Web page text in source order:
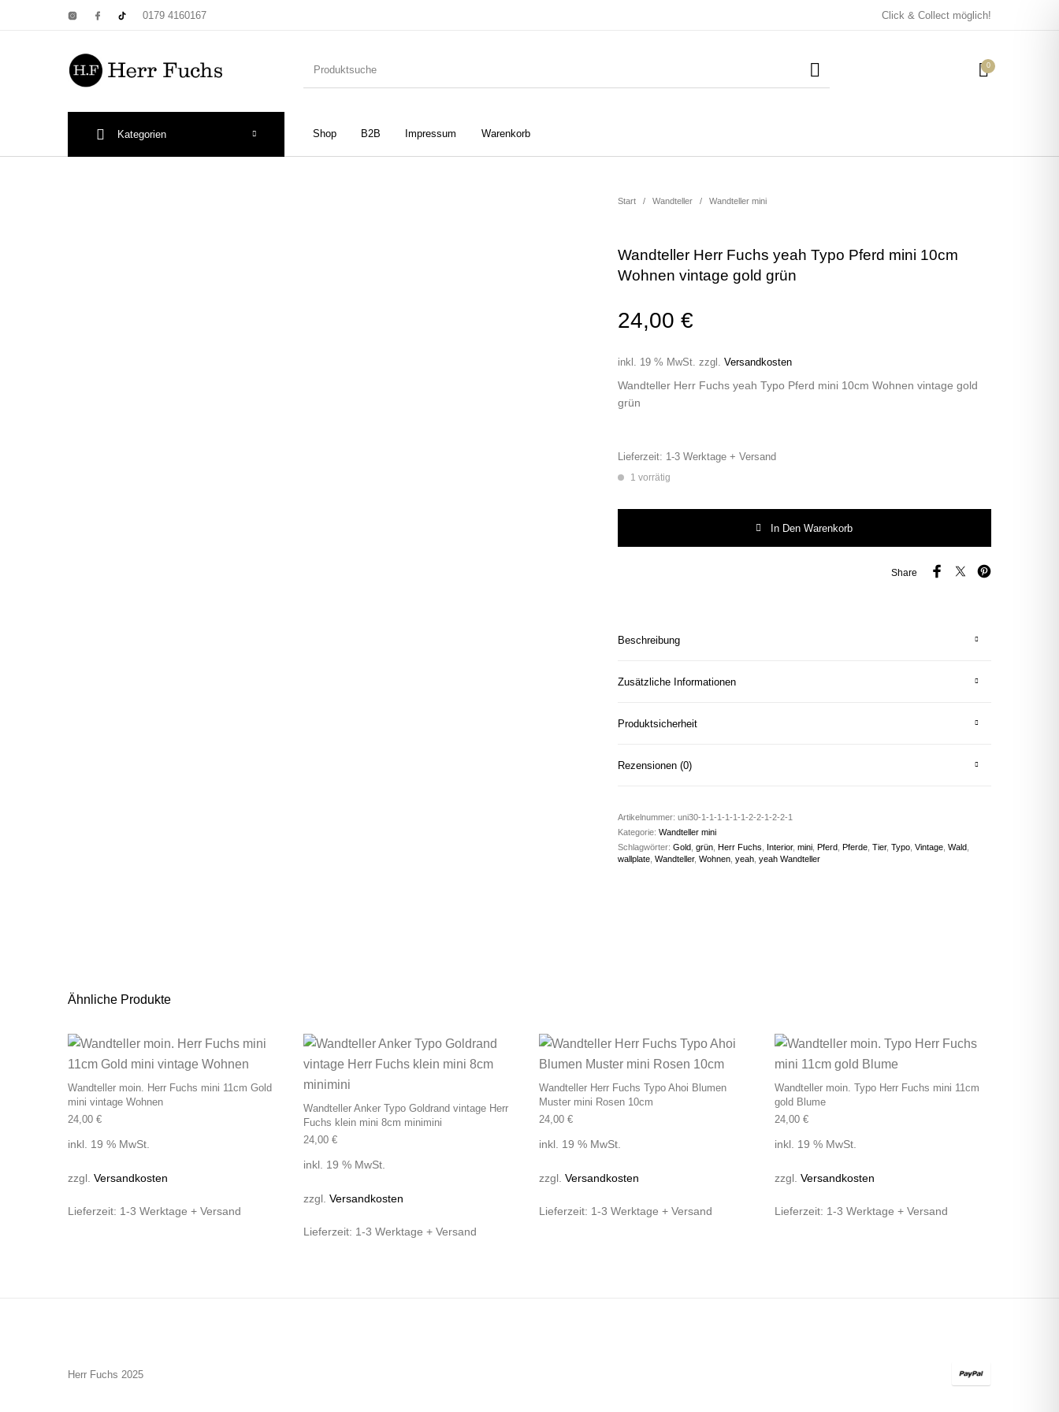
0179 4160167 Click & Collect möglich!
0
Shop B2B Impressum Warenkorb
Kategorien
Taschen/Turnbeutel Tassen
Start / Wandteller / Wandteller mini
Wandteller Herr Fuchs yeah Typo Pferd mini 10cm
Wohnen vintage gold grün
24,00 €
inkl. 19 % MwSt. zzgl. Versandkosten
Wandteller Herr Fuchs yeah Typo Pferd mini 10cm Wohnen vintage gold
grün
Lieferzeit: 1-3 Werktage + Versand
1 vorrätig
In Den Warenkorb
Share
Beschreibung
Zusätzliche Informationen
Produktsicherheit
Rezensionen (0)
Artikelnummer: uni30-1-1-1-1-1-1-2-2-1-2-2-1
Kategorie: Wandteller mini
Schlagwörter: Gold, grün, Herr Fuchs Interior, mini, Pferd, Pferde, Tier, Typo, Vintage, Wald,
wallplate, Wandteller, Wohnen, yeah, yeah Wandteller
Ähnliche Produkte
Wandteller moin. Herr Fuchs mini 11cm Gold
mini vintage Wohnen
24,00 €
inkl. 19 % MwSt.
zzgl. Versandkosten
Lieferzeit: 1-3 Werktage + Versand
Wandteller Anker Typo Goldrand vintage Herr
Fuchs klein mini 8cm minimini
24,00 €
inkl. 19 % MwSt.
zzgl. Versandkosten
Lieferzeit: 1-3 Werktage + Versand
Wandteller Herr Fuchs Typo Ahoi Blumen
Muster mini Rosen 10cm
24,00 €
inkl. 19 % MwSt.
zzgl. Versandkosten
Lieferzeit: 1-3 Werktage + Versand
Wandteller moin. Typo Herr Fuchs mini 11cm
gold Blume
24,00 €
inkl. 19 % MwSt.
zzgl. Versandkosten
Lieferzeit: 1-3 Werktage + Versand
Herr Fuchs 2025